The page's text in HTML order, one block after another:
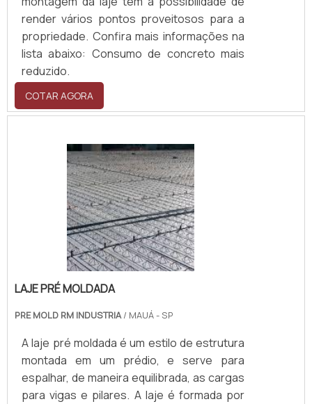
render vários pontos proveitosos para a
propriedade. Confira mais informações na
lista abaixo: Consumo de concreto mais
reduzido.
COTAR AGORA
LAJE PRÉ MOLDADA
PRE MOLD RM INDUSTRIA/ MAUÁ - SP
A laje pré moldada é um estilo de estrutura
montada em um prédio, e serve para
espalhar, de maneira equilibrada, as cargas
para vigas e pilares. A laje é formada por